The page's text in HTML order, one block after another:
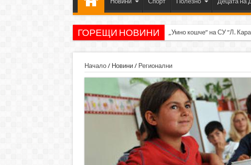
ГОРЕЩИ НОВИНИ „Умно кошче“ на СУ “Л.
Начало/ Новини/ Регионални